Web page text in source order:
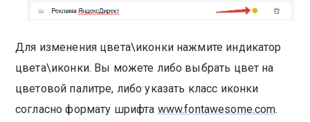
Для изменения цвета\иконки нажмите индикатор
цвета\иконки. Вы можете либо выбрать цвет на
цветовой палитре, либо указать класс иконки
согласно формату шрифта www.fontawesome.com.